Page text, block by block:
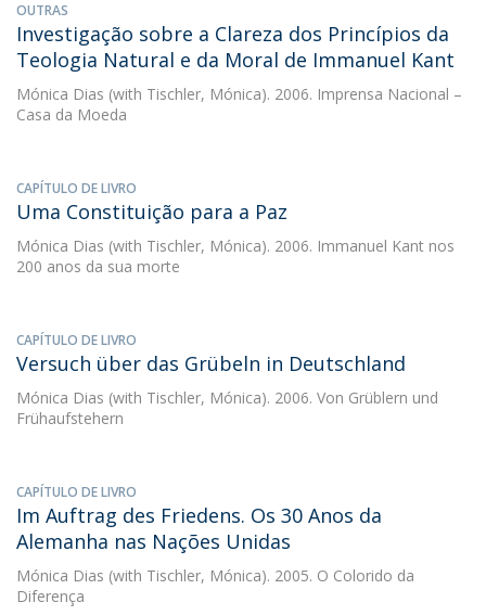
OUTRAS
Investigação sobre a Clareza dos Princípios da
Teologia Natural e da Moral de Immanuel Kant
Mónica Dias (with Tischler, Mónica). 2006. Imprensa Nacional –
Casa da Moeda
CAPÍTULO DE LIVRO
Uma Constituição para a Paz
Mónica Dias (with Tischler, Mónica). 2006. Immanuel Kant nos
200 anos da sua morte
CAPÍTULO DE LIVRO
Versuch über das Grübeln in Deutschland
Mónica Dias (with Tischler, Mónica). 2006. Von Grüblern und
Frühaufstehern
CAPÍTULO DE LIVRO
Im Auftrag des Friedens. Os 30 Anos da
Alemanha nas Nações Unidas
Mónica Dias (with Tischler, Mónica). 2005. O Colorido da
Diferença